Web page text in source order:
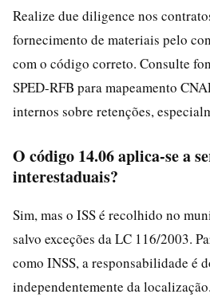
Realize due diligence nos
fornecimento de materiais pelo
com o código correto. Consulte
SPED-RFB para mapeamento
internos sobre retenções,
O código 14.06 aplica-se a
interestaduais?
Sim, mas o ISS é recolhido no
salvo exceções da LC 116/2003.
como INSS, a responsabilidade é
independentemente da localização.